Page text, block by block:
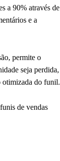
a 90% através de
e a
permite o
seja perdida,
otimizada do funil.
de vendas